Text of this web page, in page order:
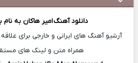
دانلود آهنگامیر هاکان به نام
آرشیو آهنگ های ایرانی و خارجی برای
همراه متن و لینک های